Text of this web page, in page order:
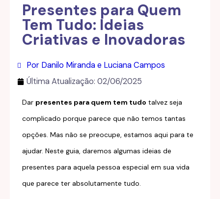
Presentes para Quem
Tem Tudo: Ideias
Criativas e Inovadoras
Por Danilo Miranda e Luciana Campos
Última Atualização: 02/06/2025
Dar presentes para quem tem tudo talvez seja
complicado porque parece que não temos tantas
opções. Mas não se preocupe, estamos aqui para te
ajudar. Neste guia, daremos algumas ideias de
presentes para aquela pessoa especial em sua vida
que parece ter absolutamente tudo.